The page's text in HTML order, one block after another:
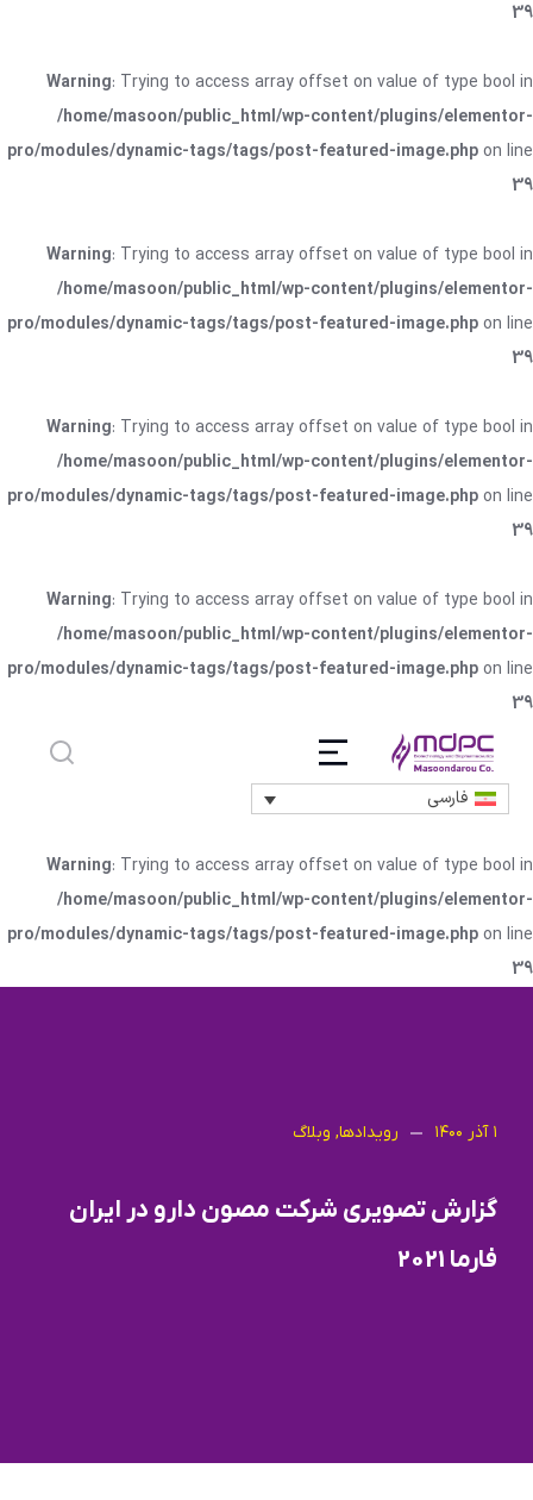
39
Warning: Trying to access array offset on value of type bool in
/home/masoon/public_html/wp-content/plugins/elementor-
pro/modules/dynamic-tags/tags/post-featured-image.phpon line
39
Warning: Trying to access array offset on value of type bool in
/home/masoon/public_html/wp-content/plugins/elementor-
pro/modules/dynamic-tags/tags/post-featured-image.phpon line
39
Warning: Trying to access array offset on value of type bool in
/home/masoon/public_html/wp-content/plugins/elementor-
pro/modules/dynamic-tags/tags/post-featured-image.phpon line
39
Warning: Trying to access array offset on value of type bool in
/home/masoon/public_html/wp-content/plugins/elementor-
pro/modules/dynamic-tags/tags/post-featured-image.phpon line
39
فارسی
Warning: Trying to access array offset on value of type bool in
/home/masoon/public_html/wp-content/plugins/elementor-
pro/modules/dynamic-tags/tags/post-featured-image.phpon line
39
۱ آذر ۱۴۰۰ رویدادها, وبلاگ
گزارش تصویری شرکت مصون دارو در ایران
فارما 2021